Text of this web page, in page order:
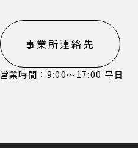
事業所連絡先
営業時間：9:00〜17:00 平日